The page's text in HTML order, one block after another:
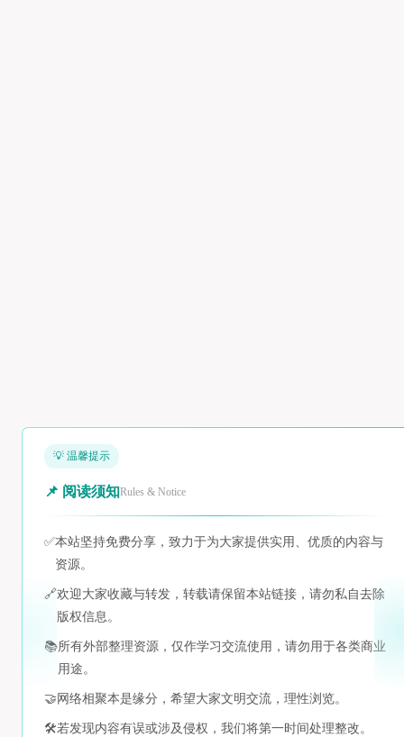
💡 温馨提示
📌 阅读须知Rules & Notice
✅本站坚持免费分享，致力于为大家提供实用、优质的内容与
资源。
🔗欢迎大家收藏与转发，转载请保留本站链接，请勿私自去除
版权信息。
📚所有外部整理资源，仅作学习交流使用，请勿用于各类商业
用途。
🤝 网络相聚本是缘分，希望大家文明交流，理性浏览。
🛠️若发现内容有误或涉及侵权，我们将第一时间处理整改。